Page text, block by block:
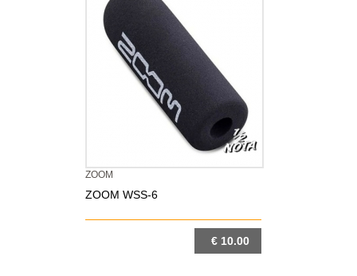
ZOOM
ZOOM WSS-6
€ 10.00